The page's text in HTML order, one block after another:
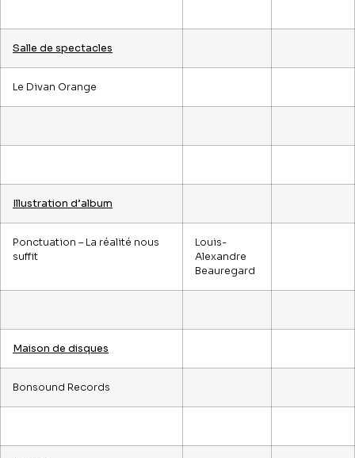
Salle de spectacles
Le Divan Orange
Illustration d’album
Ponctuation – La réalité nous
suffit
Louis-
Alexandre
Beauregard
Maison de disques
Bonsound Records